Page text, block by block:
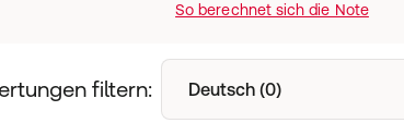
So berechnet sich die Note
filtern: Deutsch (0)